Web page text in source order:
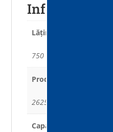
Informații
Lăţime de lucru cu
750 mm
Productivitate teoretică
2625 m2/oră
Capacitate container